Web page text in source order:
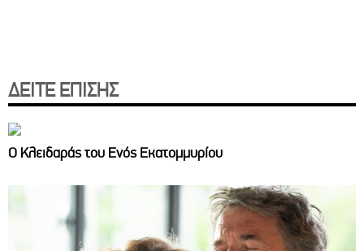
ΔΕΙΤΕ ΕΠΙΣΗΣ
Ο Κλειδαράς του Ενός Εκατομμυρίου